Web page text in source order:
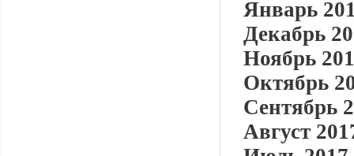
Январь
Декабрь
Ноябрь
Октябрь
Сентябрь
Август